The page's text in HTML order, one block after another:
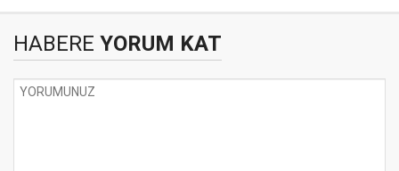
HABERE YORUM KAT